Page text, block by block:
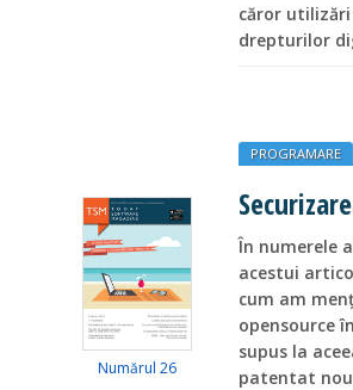
căror
drepturilor
Numărul 26
PROGRAMARE
În numerele
acestui
cum am
opensource
supus la
patentat